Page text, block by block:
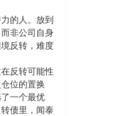
的人。放到
非公司自身
反转，难度
反转可能性
位的置换
一个最优
债里，闻泰